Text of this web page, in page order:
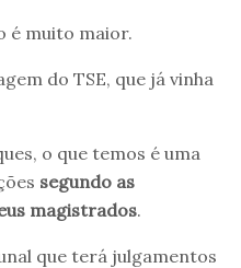
é muito maior.
do TSE, que já vinha
o que temos é uma
segundo as
magistrados.
que terá julgamentos